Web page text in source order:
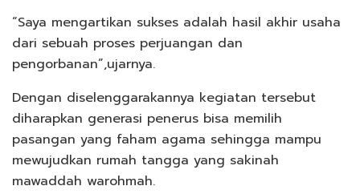
“Saya mengartikan sukses adalah hasil akhir usaha
dari sebuah proses perjuangan dan
pengorbanan”,ujarnya.
Dengan diselenggarakannya kegiatan tersebut
diharapkan generasi penerus bisa memilih
pasangan yang faham agama sehingga mampu
mewujudkan rumah tangga yang sakinah
mawaddah warohmah.